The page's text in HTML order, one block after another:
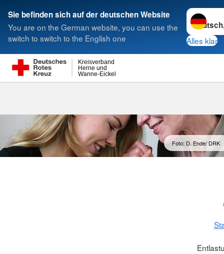
Sie befinden sich auf der deutschen Website
You are on the German website, you can use the
switch to switch to the English one
Sprache
Alles klar
Wanne-Eickel
Herne und
Kreisverband
Suche
Foto: D. Ende/ DRK